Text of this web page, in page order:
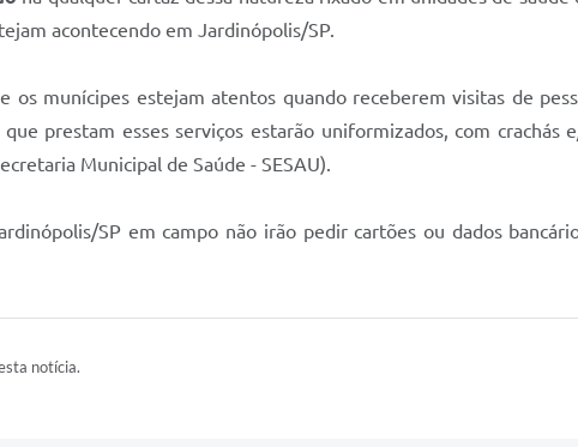
acontecendo em Jardinópolis/SP.
os munícipes estejam atentos quando receberem visitas de
prestam esses serviços estarão uniformizados, com crachás
Municipal de Saúde - SESAU).
SP em campo não irão pedir cartões ou dados
notícia.